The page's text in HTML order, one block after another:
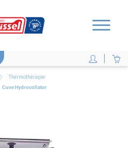
Thermothérapie
Cuve Hydrocollator